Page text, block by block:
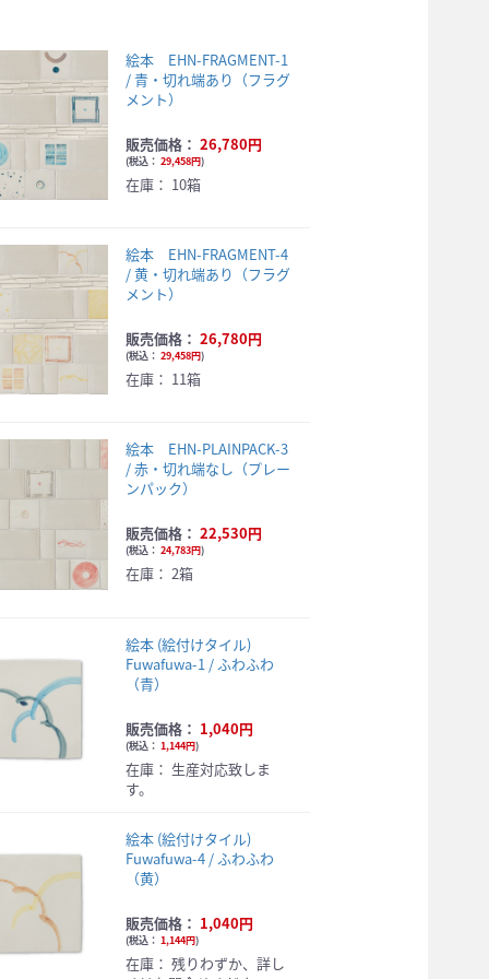
絵本 EHN-FRAGMENT-1
/ 青・切れ端あり（フラグ
メント）
販売価格： 26,780円
(税込： 29,458円)
在庫： 10箱
絵本 EHN-FRAGMENT-4
/ 黄・切れ端あり（フラグ
メント）
販売価格： 26,780円
(税込： 29,458円)
在庫： 11箱
絵本 EHN-PLAINPACK-3
/ 赤・切れ端なし（プレー
ンパック）
販売価格： 22,530円
(税込： 24,783円)
在庫： 2箱
絵本 (絵付けタイル)
Fuwafuwa-1 / ふわふわ
（青）
販売価格： 1,040円
(税込： 1,144円)
在庫： 生産対応致しま
す。
絵本 (絵付けタイル)
Fuwafuwa-4 / ふわふわ
（黄）
販売価格： 1,040円
(税込： 1,144円)
在庫： 残りわずか、詳し